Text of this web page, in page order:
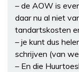
– de AOW is
daar nu al niet
tandartskosten
– je kunt dus
schrijven (van
– En die